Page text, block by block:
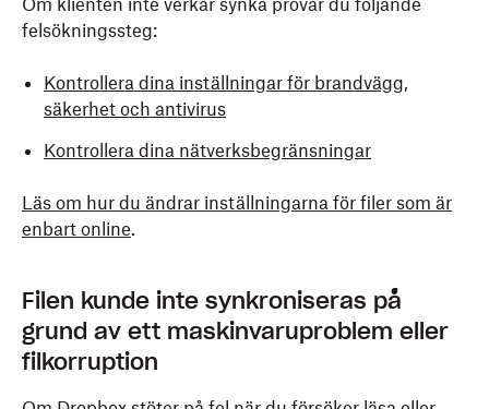
Om klienten inte verkar synka provar du följande
felsökningssteg:
Kontrollera dina inställningar för brandvägg,
säkerhet och antivirus
Kontrollera dina nätverksbegränsningar
Läs om hur du ändrar inställningarna för filer som är
enbart online.
Filen kunde inte synkroniseras på
grund av ett maskinvaruproblem eller
filkorruption